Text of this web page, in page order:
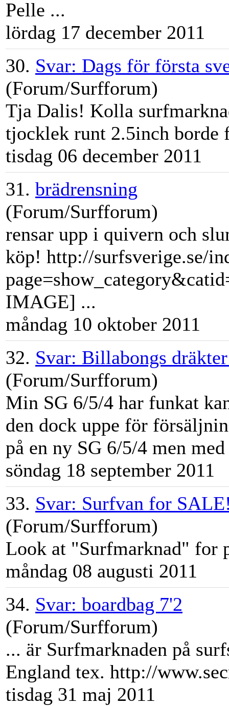
Pelle ...
lördag 17 december 2011
30. Svar: Dags för första
(Forum/Surfforum)
Tja Dalis! Kolla
tjocklek runt 2.5inch
tisdag 06 december 2011
31. brädrensning
(Forum/Surfforum)
rensar upp i quivern och
köp! http://surfsverige.se/
IMAGE] ...
måndag 10 oktober 2011
32. Svar: Billabongs
(Forum/Surfforum)
Min SG 6/5/4 har funkat
den dock uppe för
på en ny SG 6/5/4 men
söndag 18 september 2011
33. Svar: Surfvan for
(Forum/Surfforum)
Look at "Surfmarknad" for
måndag 08 augusti 2011
34. Svar: boardbag 7'2
(Forum/Surfforum)
... är Surfmarknaden på
England tex. http://
tisdag 31 maj 2011